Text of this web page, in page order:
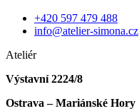
+420 597 479 488
info@atelier-simona.cz
Ateliér
Výstavní 2224/8
Ostrava – Mariánské Hory